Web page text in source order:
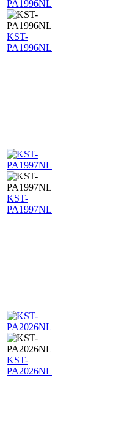
KST-
PA1996NL
KST-
PA1997NL
KST-
PA2026NL